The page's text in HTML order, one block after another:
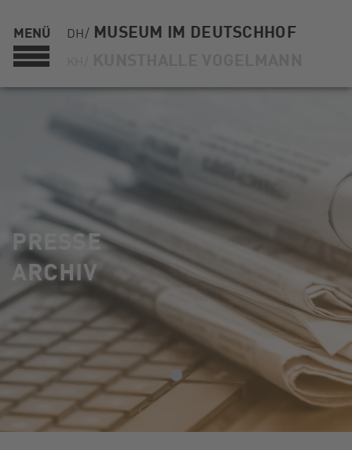
MENÜ DH/ MUSEUM IM DEUTSCHHOF
PRESSE
ARCHIV